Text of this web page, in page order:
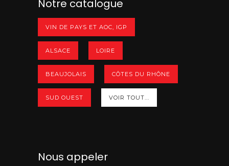
Notre catalogue
VIN DE PAYS ET AOC, IGP
ALSACE LOIRE
BEAUJOLAIS CÔTES DU RHÔNE
SUD OUEST VOIR TOUT...
Nous appeler